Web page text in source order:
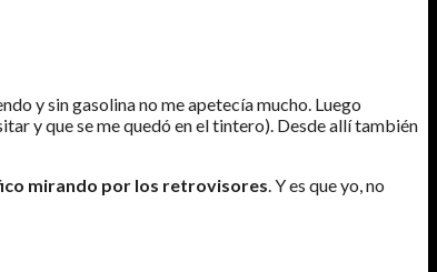
y sin gasolina no me apetecía mucho. Luego
y que se me quedó en el tintero). Desde allí también
mirando por los retrovisores. Y es que yo, no